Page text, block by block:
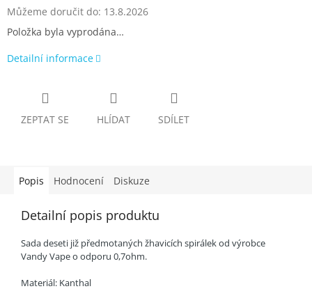
Můžeme doručit do: 13.8.2026
Položka byla vyprodána…
Detailní informace
ZEPTAT SE HLÍDAT SDÍLET
Popis Hodnocení Diskuze
Detailní popis produktu
Sada deseti již předmotaných žhavicích spirálek od výrobce
Vandy Vape o odporu 0,7ohm.
Materiál: Kanthal